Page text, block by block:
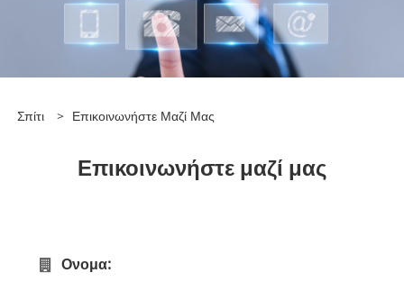
Σπίτι > Επικοινωνήστε Μαζί Μας
Επικοινωνήστε μαζί μας
Ονομα: